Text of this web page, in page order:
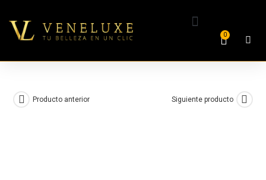
0
Producto anterior Siguiente producto